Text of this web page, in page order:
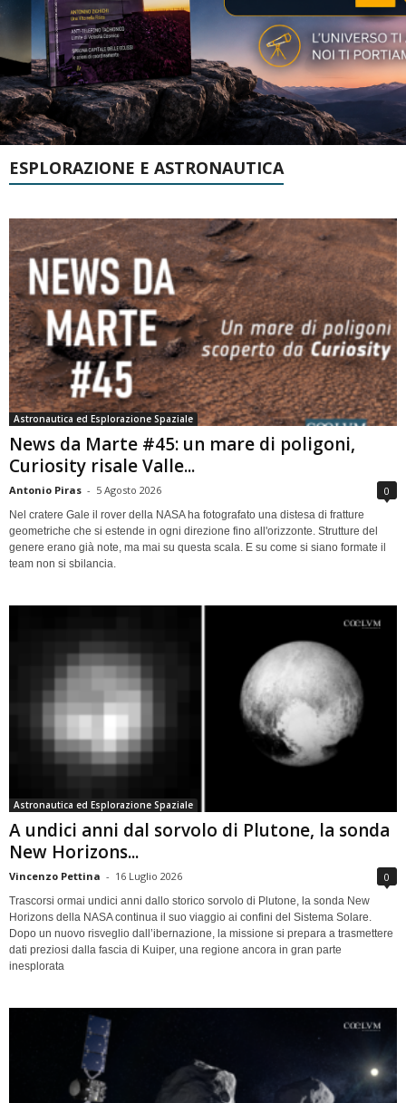
ESPLORAZIONE E ASTRONAUTICA
Astronautica ed Esplorazione Spaziale
News da Marte #45: un mare di poligoni,
Curiosity risale Valle...
Antonio Piras - 5 Agosto 2026 0
Nel cratere Gale il rover della NASA ha fotografato una distesa di fratture
geometriche che si estende in ogni direzione fino all'orizzonte. Strutture del
genere erano già note, ma mai su questa scala. E su come si siano formate il
team non si sbilancia.
Astronautica ed Esplorazione Spaziale
A undici anni dal sorvolo di Plutone, la sonda
New Horizons...
Vincenzo Pettina - 16 Luglio 2026 0
Trascorsi ormai undici anni dallo storico sorvolo di Plutone, la sonda New
Horizons della NASA continua il suo viaggio ai confini del Sistema Solare.
Dopo un nuovo risveglio dall’ibernazione, la missione si prepara a trasmettere
dati preziosi dalla fascia di Kuiper, una regione ancora in gran parte
inesplorata